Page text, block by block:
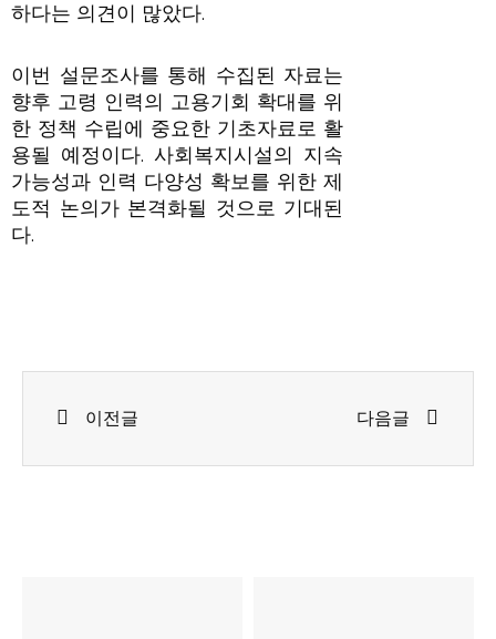
하다는 의견이 많았다.
이번 설문조사를 통해 수집된 자료는
향후 고령 인력의 고용기회 확대를 위
한 정책 수립에 중요한 기초자료로 활
용될 예정이다. 사회복지시설의 지속
가능성과 인력 다양성 확보를 위한 제
도적 논의가 본격화될 것으로 기대된
다.
이전글 다음글